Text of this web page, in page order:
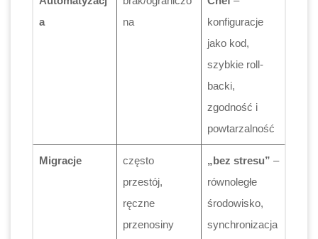
a
na
konfiguracje
jako kod,
szybkie roll-
backi,
zgodność i
powtarzalność
Migracje
często
przestój,
ręczne
przenosiny
„bez stresu” –
równoległe
środowisko,
synchronizacja